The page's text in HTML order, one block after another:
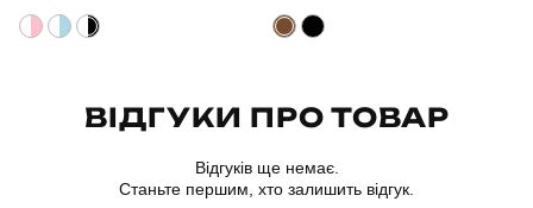
ВІДГУКИ ПРО ТОВАР
Відгуків ще немає.
Станьте першим, хто залишить відгук.